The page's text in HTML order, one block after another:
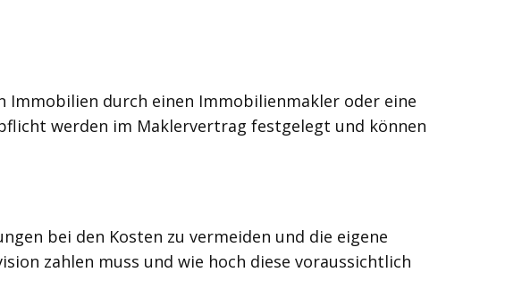
durch einen Immobilienmakler oder eine
werden im Maklervertrag festgelegt und können
bei den Kosten zu vermeiden und die eigene
zahlen muss und wie hoch diese voraussichtlich